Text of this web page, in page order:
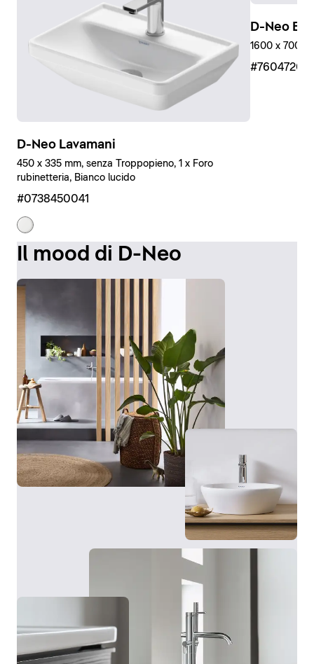
D-Neo Lavamani
450 x 335 mm, senza Troppopieno, 1 x Foro
rubinetteria, Bianco lucido
#0738450041
D-Neo
1600 x 700
Il mood di D-Neo